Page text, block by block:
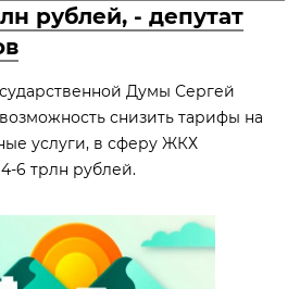
рублей, - депутат
Думы Сергей
снизить тарифы на
услуги, в сферу ЖКХ
6 трлн рублей.